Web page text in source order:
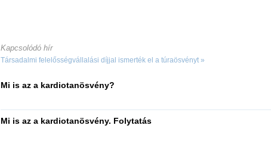
Kapcsolódó hír
Társadalmi felelősségvállalási díjjal ismerték el a túraösvényt »
Mi is az a kardiotanösvény?
Mi is az a kardiotanösvény. Folytatás